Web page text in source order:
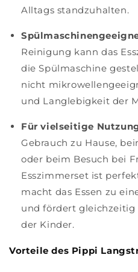
Alltags standzuhalten.
Reinigung kann das
die Spülmaschine
nicht
und Langlebigkeit der
Für vielseitige
Gebrauch zu Hause,
oder beim Besuch bei
Esszimmerset ist
macht das Essen zu
und fördert gleichzeitig
der Kinder.
Vorteile des Pippi